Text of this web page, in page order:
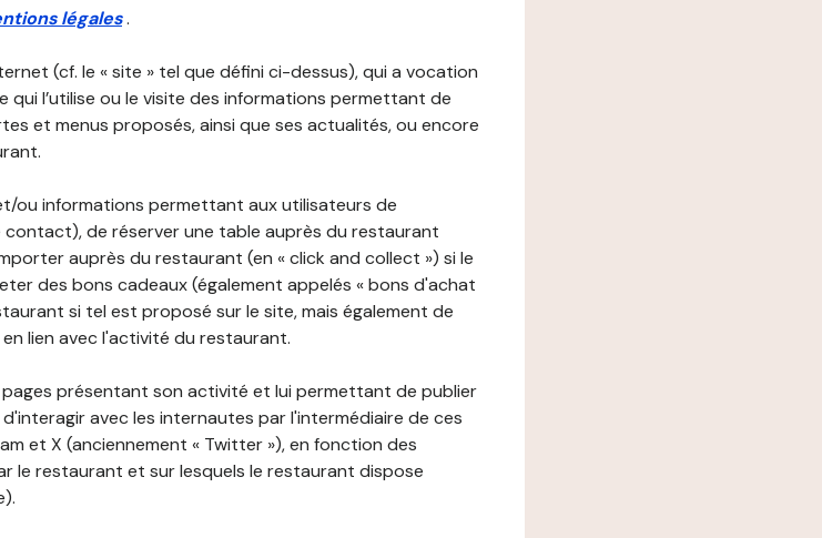
légales.
(cf. le « site » tel que défini ci-dessus), qui a vocation
l’utilise ou le visite des informations permettant de
et menus proposés, ainsi que ses actualités, ou encore
ou informations permettant aux utilisateurs de
de réserver une table auprès du restaurant
auprès du restaurant (en « click and collect ») si le
des bons cadeaux (également appelés « bons d'achat
si tel est proposé sur le site, mais également de
lien avec l'activité du restaurant.
présentant son activité et lui permettant de publier
avec les internautes par l'intermédiaire de ces
et X (anciennement « Twitter »), en fonction des
le restaurant et sur lesquels le restaurant dispose